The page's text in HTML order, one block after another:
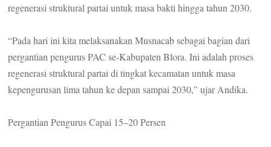
regenerasi struktural partai untuk masa bakti hingga tahun 2030.
“Pada hari ini kita melaksanakan Musnacab sebagai bagian dari
pergantian pengurus PAC se-Kabupaten Blora. Ini adalah proses
regenerasi struktural partai di tingkat kecamatan untuk masa
kepengurusan lima tahun ke depan sampai 2030,” ujar Andika.
Pergantian Pengurus Capai 15–20 Persen